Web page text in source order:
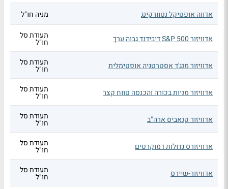
אדווה אופטיקל נטוורקינג מניה חו"ל
אדוויזור S&P 500 דיבידנד גבוה ערך תעודת סל
חו"ל
אדוויזור מנג'ד אסטרטגיה אופטימלית תעודת סל
חו"ל
אדוויזור מניות בכורה והכנסה טווח קצר תעודת סל
חו"ל
אדוויזור קנאביס ארה"ב תעודת סל
חו"ל
אדוויזורס גדולות דמוקרטים תעודת סל
חו"ל
אדוויזור-שיירס תעודת סל
חו"ל